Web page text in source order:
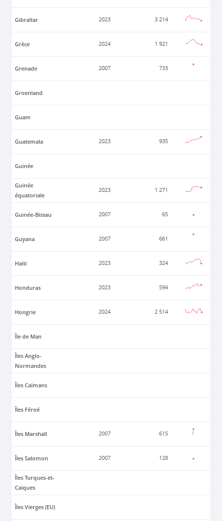
Gibraltar 2023 3 214
Grèce 2024 1 921
Grenade 2007 733
Groenland
Guam
Guatemala 2023 935
Guinée
Guinée
équatoriale
2023 1 271
Guinée-Bissau 2007 65
Guyana 2007 661
Haïti 2023 324
Honduras 2023 594
Hongrie 2024 2 514
Île de Man
Îles Anglo-
Normandes
Îles Caïmans
Îles Féroé
Îles Marshall 2007 615
Îles Salomon 2007 128
Îles Turques-et-
Caïques
Îles Vierges (EU)